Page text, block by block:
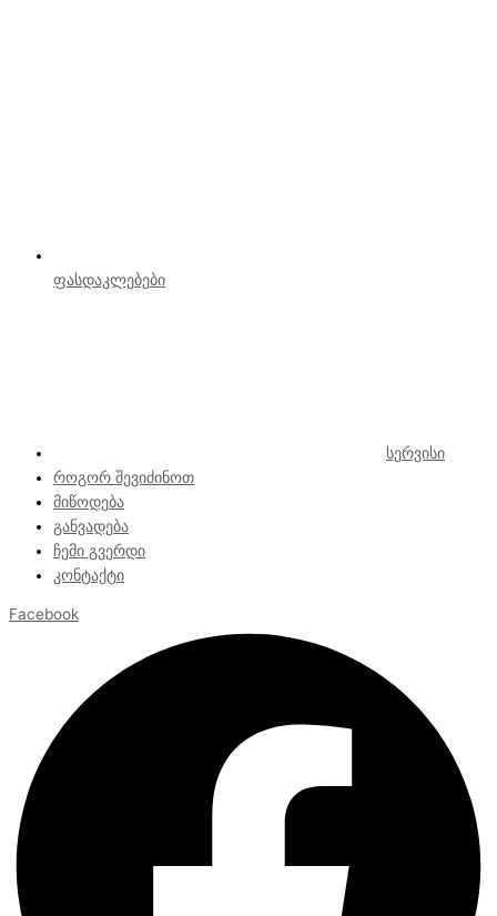
ფასდაკლებები
სერვისი
როგორ შევიძინოთ
მიწოდება
განვადება
ჩემი გვერდი
კონტაქტი
Facebook